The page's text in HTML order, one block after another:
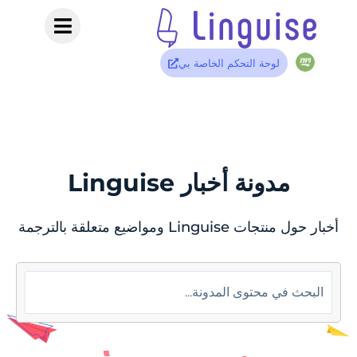
لوحة التحكم الخاصة بي
مدونة أخبار Linguise
أخبار حول منتجات Linguise ومواضيع متعلقة بالترجمة